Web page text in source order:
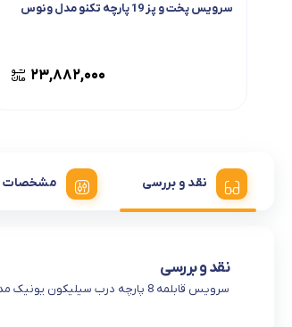
سرویس پخت و پز 19 پارچه تکنو مدل ونوس
۲۳,۸۸۲,۰۰۰
نقد و بررسی مشخصات
نقد و بررسی
سرویس قابلمه 8 پارچه درب سیلیکون یونیک مدل دیاموند